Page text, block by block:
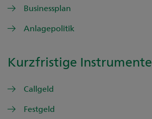
Businessplan
Anlagepolitik
Kurzfristige Instrumente
Callgeld
Festgeld